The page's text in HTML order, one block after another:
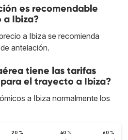
es recomendable
a Ibiza?
a Ibiza se recomienda
antelación.
tiene las tarifas
el trayecto a Ibiza?
a Ibiza normalmente los
20 % 40 % 60 %